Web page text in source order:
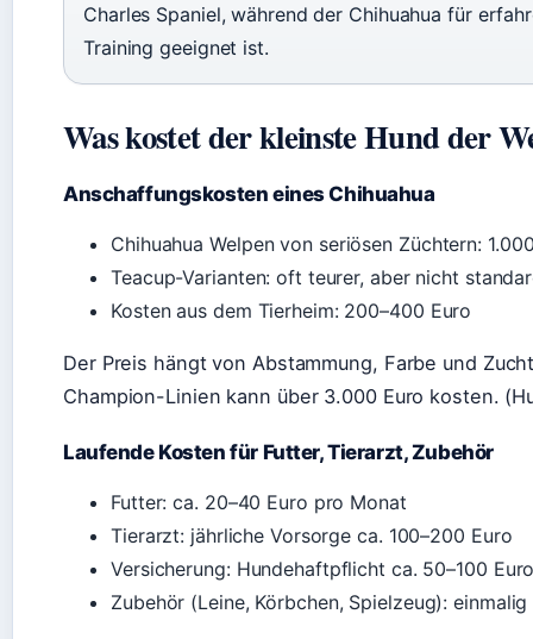
Charles Spaniel, während der Chihuahua für
Training geeignet ist.
Was kostet der kleinste Hund der
Anschaffungskosten eines Chihuahua
Chihuahua Welpen von seriösen Züchtern:
Teacup-Varianten: oft teurer, aber nicht
Kosten aus dem Tierheim: 200–400 Euro
Der Preis hängt von Abstammung, Farbe und
Champion-Linien kann über 3.000 Euro kosten.
Laufende Kosten für Futter, Tierarzt, Zubehör
Futter: ca. 20–40 Euro pro Monat
Tierarzt: jährliche Vorsorge ca. 100–200 Euro
Versicherung: Hundehaftpflicht ca. 50–100
Zubehör (Leine, Körbchen, Spielzeug):